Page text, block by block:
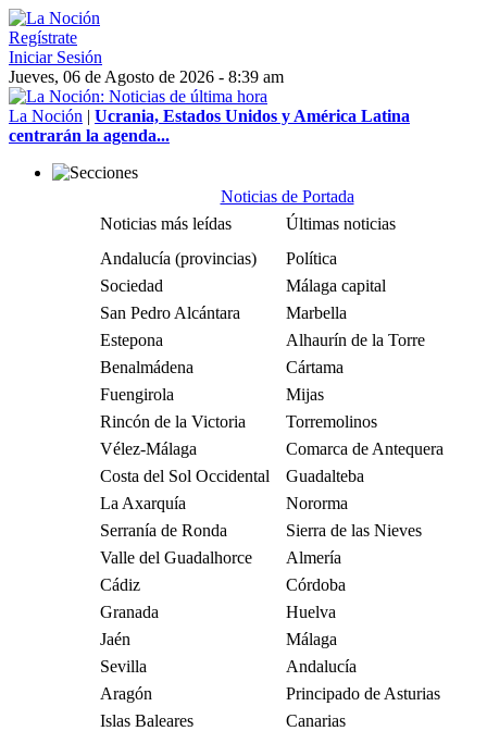
Regístrate
Iniciar Sesión
Jueves, 06 de Agosto de 2026 - 8:39 am
La Noción | Ucrania, Estados Unidos y América Latina
centrarán la agenda...
Noticias de Portada
Noticias más leídas
Últimas noticias
Andalucía (provincias)
Política
Sociedad
Málaga capital
San Pedro Alcántara
Marbella
Estepona
Alhaurín de la Torre
Benalmádena
Cártama
Fuengirola
Mijas
Rincón de la Victoria
Torremolinos
Vélez-Málaga
Comarca de Antequera
Costa del Sol Occidental
Guadalteba
La Axarquía
Nororma
Serranía de Ronda
Sierra de las Nieves
Valle del Guadalhorce
Almería
Cádiz
Córdoba
Granada
Huelva
Jaén
Málaga
Sevilla
Andalucía
Aragón
Principado de Asturias
Islas Baleares
Canarias